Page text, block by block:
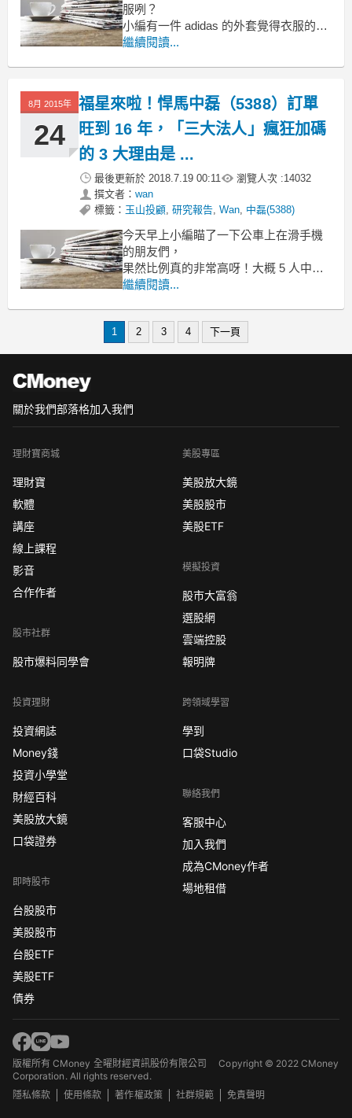
服咧？
小編有一件 adidas 的外套覺得衣服的質
感很好呢！
這兩家賣的衣服...
都來自台灣的紡織成衣廠-儒鴻唷～
所以小編鎖定儒鴻分析了一番呢！
繼續閱讀...
8月 2015年
24
福星來啦！悍馬中磊（5388）訂單
旺到 16 年，「三大法人」瘋狂加碼
的 3 大理由是 ...
最後更新於 2018.7.19 00:11 瀏覽人次 :14032
撰文者： wan
標籤： 玉山投顧, 研究報告, Wan, 中磊(5388)
今天早上小編瞄了一下公車上在滑手機
的朋友們，
果然比例真的非常高呀！大概 5 人中就
有 4 人...
它是針對未來 5G 技術、行動互聯網及
繼續閱讀...
1 2 3 4 下一頁
關於我們部落格加入我們
理財寶商城
理財寶
軟體
講座
線上課程
影音
合作作者
股市社群
股市爆料同學會
投資理財
投資網誌
Money錢
投資小學堂
財經百科
美股放大鏡
口袋證券
即時股市
台股股市
美股股市
台股ETF
美股ETF
債券
美股專區
美股放大鏡
美股股市
美股ETF
模擬投資
股市大富翁
選股網
雲端控股
報明牌
跨領域學習
學到
口袋Studio
聯絡我們
客服中心
加入我們
成為CMoney作者
場地租借
版權所有 CMoney 全曜財經資訊股份有限公司Copyright © 2022 CMoney
Corporation. All rights reserved.
隱私條款
使用條款 著作權政策 社群規範 免責聲明